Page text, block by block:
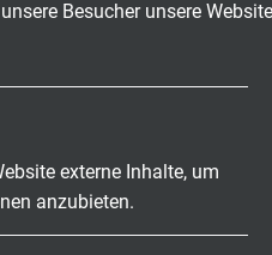
Besucher unsere Website
externe Inhalte, um
anzubieten.